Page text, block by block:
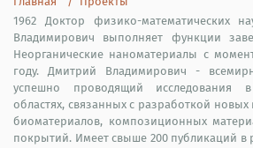
1962 Доктор физико-математических
Владимирович выполняет функции
Неорганические наноматериалы с
году. Дмитрий Владимирович -
успешно проводящий исследования
областях, связанных с разработкой
биоматериалов, композиционных
покрытий. Имеет свыше 200 публикаций